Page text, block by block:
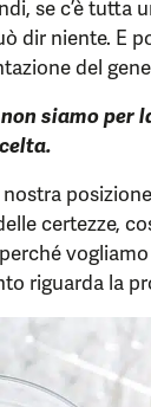
se c’è tutta
dir niente. E
del
siamo per
nostra
certezze,
riguarda la